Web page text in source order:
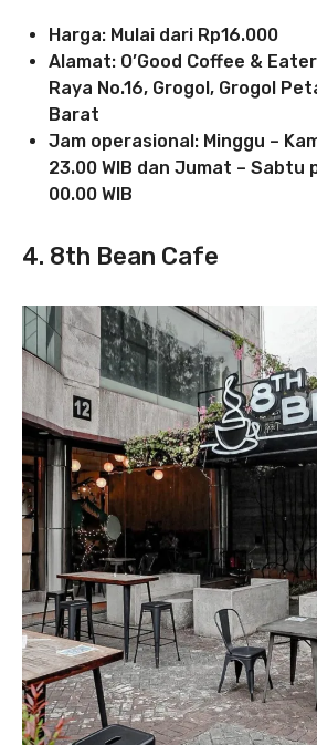
Harga: Mulai dari Rp16.000
Alamat: O’Good Coffee &
Raya No.16, Grogol, Grogol
Barat
Jam operasional: Minggu –
23.00 WIB dan Jumat – Sabtu
00.00 WIB
4. 8th Bean Cafe